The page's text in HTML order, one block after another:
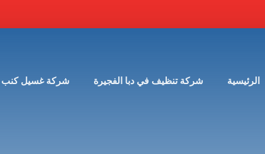
الرئيسية شركة تنظيف في دبا الفجيرة شركة غسيل كنب